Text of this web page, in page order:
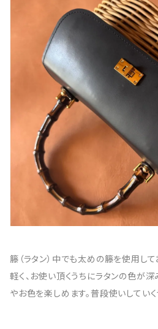
籐（ラタン）中でも太めの籐を使用し
軽く、お使い頂くうちにラタンの色が
やお色を楽しめます。普段使いしていく